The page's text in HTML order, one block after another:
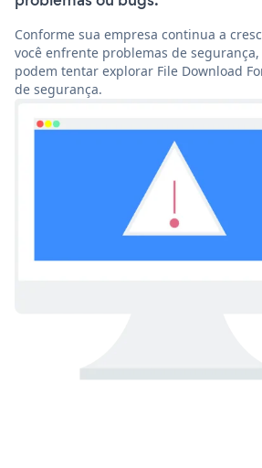
Conforme sua empresa continua a
você enfrente problemas de segurança,
podem tentar explorar File Download
de segurança.